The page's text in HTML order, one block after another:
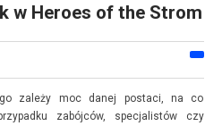
w Heroes of the Strom
zależy moc danej postaci, na co
zabójców, specjalistów czy